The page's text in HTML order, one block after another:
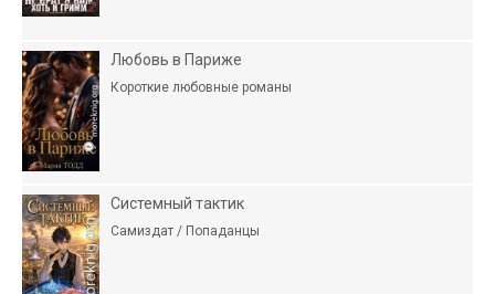
Любовь в Париже
Короткие любовные романы
Системный тактик
Самиздат / Попаданцы